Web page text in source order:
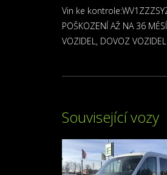
Vin ke
POŠKOZENÍ AŽ NA 36
VOZIDEL, DOVOZ
Související vozy